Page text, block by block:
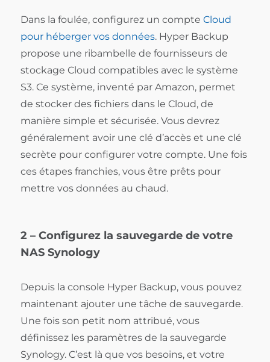
Dans la foulée, configurez un compte Cloud
pour héberger vos données. Hyper Backup
propose une ribambelle de fournisseurs de
stockage Cloud compatibles avec le système
S3. Ce système, inventé par Amazon, permet
de stocker des fichiers dans le Cloud, de
manière simple et sécurisée. Vous devrez
généralement avoir une clé d’accès et une clé
secrète pour configurer votre compte. Une fois
ces étapes franchies, vous être prêts pour
mettre vos données au chaud.
2 – Configurez la sauvegarde de votre
NAS Synology
Depuis la console Hyper Backup, vous pouvez
maintenant ajouter une tâche de sauvegarde.
Une fois son petit nom attribué, vous
définissez les paramètres de la sauvegarde
Synology. C’est là que vos besoins, et votre